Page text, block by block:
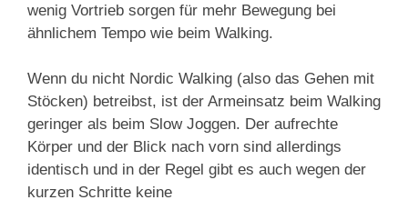
wenig Vortrieb sorgen für mehr Bewegung bei
ähnlichem Tempo wie beim Walking.
Wenn du nicht Nordic Walking (also das Gehen mit
Stöcken) betreibst, ist der Armeinsatz beim Walking
geringer als beim Slow Joggen. Der aufrechte
Körper und der Blick nach vorn sind allerdings
identisch und in der Regel gibt es auch wegen der
kurzen Schritte keine